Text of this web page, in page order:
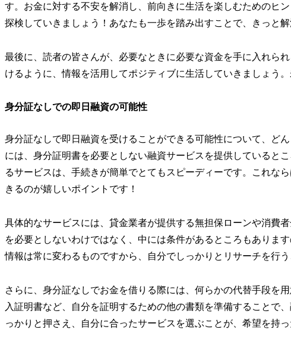
す。お金に対する不安を解消し、前向きに生活を楽しむためのヒ
探検していきましょう！あなたも一歩を踏み出すことで、きっと解
最後に、読者の皆さんが、必要なときに必要な資金を手に入れら
けるように、情報を活用してポジティブに生活していきましょう
身分証なしでの即日融資の可能性
身分証なしで即日融資を受けることができる可能性について、ど
には、身分証明書を必要としない融資サービスを提供していると
るサービスは、手続きが簡単でとてもスピーディーです。これな
きるのが嬉しいポイントです！
具体的なサービスには、貸金業者が提供する無担保ローンや消費
を必要としないわけではなく、中には条件があるところもありま
情報は常に変わるものですから、自分でしっかりとリサーチを行
さらに、身分証なしでお金を借りる際には、何らかの代替手段を
入証明書など、自分を証明するための他の書類を準備することで
っかりと押さえ、自分に合ったサービスを選ぶことが、希望を持